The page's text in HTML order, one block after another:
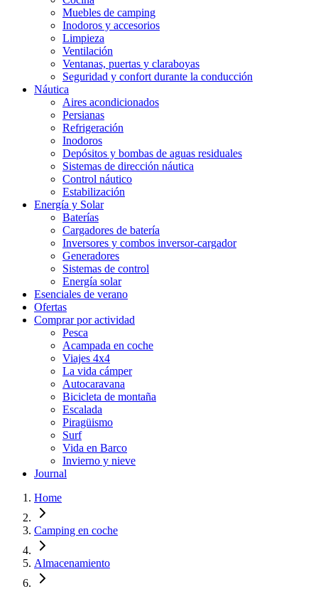
Muebles de camping
Inodoros y accesorios
Limpieza
Ventilación
Ventanas, puertas y claraboyas
Seguridad y confort durante la conducción
Náutica
Aires acondicionados
Persianas
Refrigeración
Inodoros
Depósitos y bombas de aguas residuales
Sistemas de dirección náutica
Control náutico
Estabilización
Energía y Solar
Baterías
Cargadores de batería
Inversores y combos inversor-cargador
Generadores
Sistemas de control
Energía solar
Esenciales de verano
Ofertas
Comprar por actividad
Pesca
Acampada en coche
Viajes 4x4
La vida cámper
Autocaravana
Bicicleta de montaña
Escalada
Piragüismo
Surf
Vida en Barco
Invierno y nieve
Journal
Home
Camping en coche
Almacenamiento